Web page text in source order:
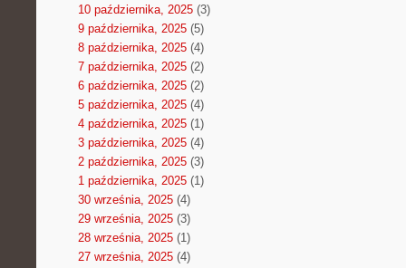
10 października, 2025(3)
9 października, 2025(5)
8 października, 2025(4)
7 października, 2025(2)
6 października, 2025(2)
5 października, 2025(4)
4 października, 2025(1)
3 października, 2025(4)
2 października, 2025(3)
1 października, 2025(1)
30 września, 2025(4)
29 września, 2025(3)
28 września, 2025(1)
27 września, 2025(4)